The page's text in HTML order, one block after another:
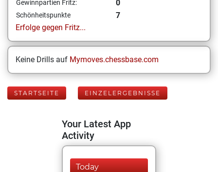
Gewinnpartien Fritz: 0
Schönheitspunkte
7
Erfolge gegen Fritz...
Keine Drills auf Mymoves.chessbase.com
STARTSEITE EINZELERGEBNISSE
Your Latest App
Activity
Today